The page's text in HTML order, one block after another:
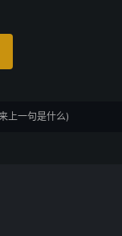
上一句是什么)